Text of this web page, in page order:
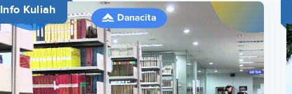
Info Kuliah